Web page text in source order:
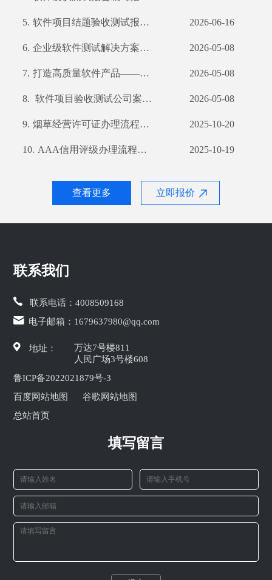
查看更多 立即报价
5. 软件项目结题验收测试报告编写指南 2026-06-16
6. 企业级软件测试解决方案——深入剖析其过程及优势 2026-05-08
7. 打造高质量软件产品——我公司软件产品登记测试报告详解 2026-05-08
8. 软件项目验收测试公司案例解析 2026-05-08
9. 烟草经营许可证办理流程详解及所需材料一览 2025-10-20
10. AAA信用评级办理流程详解及所需材料清单 2025-10-19
联系我们
联系电话：4008509168
电子邮箱： 1679637980@qq.com
地址：
万达7号楼811
人民广场3号楼608
鲁ICP备2022021879号-3
百度网站地图
谷歌网站地图
总站首页
填写留言